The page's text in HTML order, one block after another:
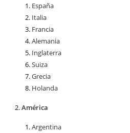
España
Italia
Francia
Alemania
Inglaterra
Suiza
Grecia
Holanda
América
Argentina